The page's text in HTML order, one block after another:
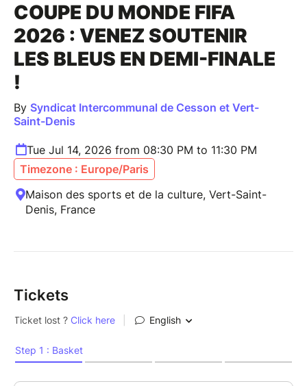
COUPE DU MONDE FIFA
2026 : VENEZ SOUTENIR
LES BLEUS EN DEMI-FINALE
!
By Syndicat Intercommunal de Cesson et Vert-
Saint-Denis
Tue Jul 14, 2026 from 08:30 PM to 11:30 PM
Timezone : Europe/Paris
Maison des sports et de la culture, Vert-Saint-
Denis, France
Tickets